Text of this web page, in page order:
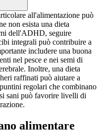
all'alimentazione può
non esista una dieta
dell'ADHD, seguire
integrali può contribuire a
includere una buona
nel pesce e nei semi di
Inoltre, una dieta
raffinati può aiutare a
regolari che combinano
sani può favorire livelli di
alimentare